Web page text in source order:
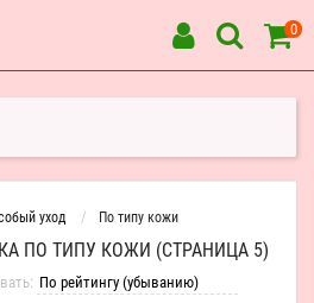
0
уход По типу кожи
ПО ТИПУ КОЖИ (СТРАНИЦА 5)